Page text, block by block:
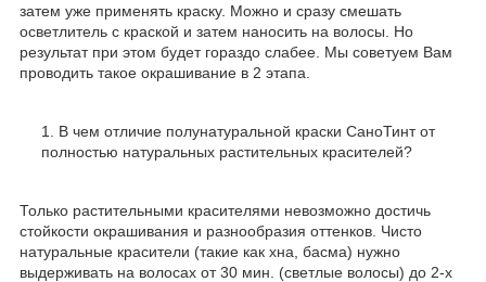
затем уже применять краску. Можно и сразу смешать
осветлитель с краской и затем наносить на волосы. Но
результат при этом будет гораздо слабее. Мы советуем Вам
проводить такое окрашивание в 2 этапа.
В чем отличие полунатуральной краски СаноТинт от
полностью натуральных растительных красителей?
Только растительными красителями невозможно достичь
стойкости окрашивания и разнообразия оттенков. Чисто
натуральные красители (такие как хна, басма) нужно
выдерживать на волосах от 30 мин. (светлые волосы) до 2-х